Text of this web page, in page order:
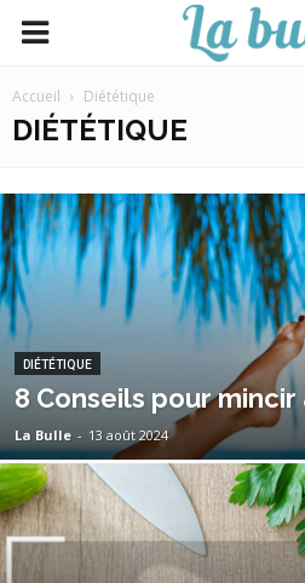
Accueil Diététique
DIÉTÉTIQUE
DIÉTÉTIQUE
8 Conseils pour mincir
La Bulle - 13 août 2024